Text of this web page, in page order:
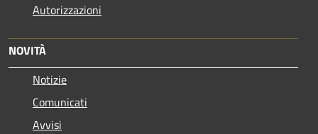
Autorizzazioni
NOVITÀ
Notizie
Comunicati
Avvisi